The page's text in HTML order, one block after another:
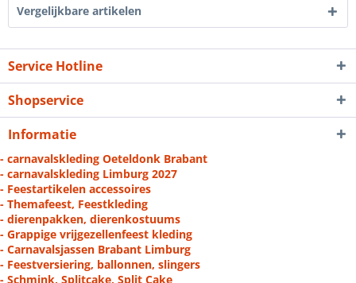
Vergelijkbare artikelen
Service Hotline
Shopservice
Informatie
- carnavalskleding Oeteldonk Brabant
- carnavalskleding Limburg 2027
- Feestartikelen accessoires
- Themafeest, Feestkleding
- dierenpakken, dierenkostuums
- Grappige vrijgezellenfeest kleding
- Carnavalsjassen Brabant Limburg
- Feestversiering, ballonnen, slingers
- Schmink, Splitcake, Split Cake